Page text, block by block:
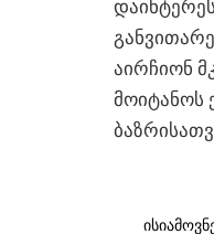
აირჩიონ
მოიტანოს